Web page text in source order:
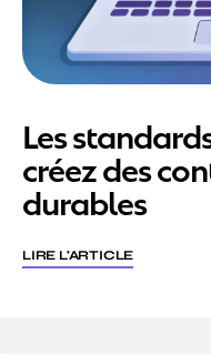
Les
créez des
durables
LIRE L'ARTICLE